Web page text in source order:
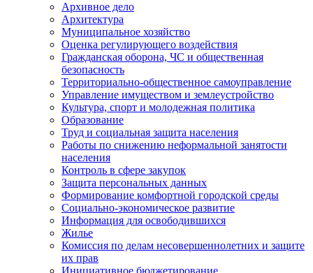
Архивное дело
Архитектура
Муниципальное хозяйство
Оценка регулирующего воздействия
Гражданская оборона, ЧС и общественная
безопасность
Территориально-общественное самоуправление
Управление имуществом и землеустройство
Культура, спорт и молодежная политика
Образование
Труд и социальная защита населения
Работы по снижению неформальной занятости
населения
Контроль в сфере закупок
Защита персональных данных
Формирование комфортной городской среды
Социально-экономическое развитие
Информация для освободившихся
Жилье
Комиссия по делам несовершеннолетних и защите
их прав
Инициативное бюджетирование